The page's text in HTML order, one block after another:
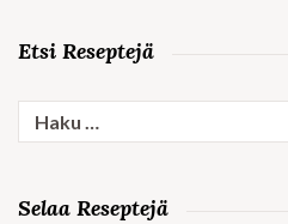
Etsi Reseptejä
Haku:
Selaa Reseptejä